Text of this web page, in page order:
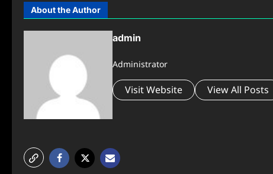
About the Author
admin
Administrator
Visit Website View All Posts